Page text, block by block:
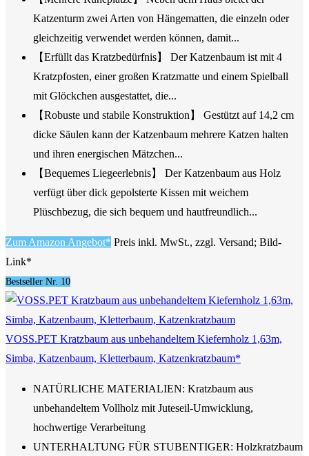
Katzenturm zwei Arten von Hängematten, die einzeln oder
gleichzeitig verwendet werden können, damit...
【Erfüllt das Kratzbedürfnis】 Der Katzenbaum ist mit 4
Kratzpfosten, einer großen Kratzmatte und einem Spielball
mit Glöckchen ausgestattet, die...
【Robuste und stabile Konstruktion】 Gestützt auf 14,2 cm
dicke Säulen kann der Katzenbaum mehrere Katzen halten
und ihren energischen Mätzchen...
【Bequemes Liegeerlebnis】 Der Katzenbaum aus Holz
verfügt über dick gepolsterte Kissen mit weichem
Plüschbezug, die sich bequem und hautfreundlich...
Zum Amazon Angebot* Preis inkl. MwSt., zzgl. Versand; Bild-
Link*
Bestseller Nr. 10
VOSS.PET Kratzbaum aus unbehandeltem Kiefernholz 1,63m,
Simba, Katzenbaum, Kletterbaum, Katzenkratzbaum*
NATÜRLICHE MATERIALIEN: Kratzbaum aus
unbehandeltem Vollholz mit Juteseil-Umwicklung,
hochwertige Verarbeitung
UNTERHALTUNG FÜR STUBENTIGER: Holzkratzbaum